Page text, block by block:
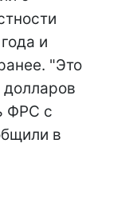
и
"Это
ФРС с
в